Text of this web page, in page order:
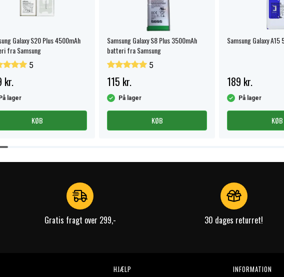
Galaxy S20 Plus 4500mAh
fra Samsung
5
kr.
På lager
KØB
Samsung Galaxy S8 Plus 3500mAh
batteri fra Samsung
5
115 kr.
På lager
KØB
Samsung Galaxy
189 kr.
På lager
KØB
Gratis fragt over 299,- 30 dages returret!
HJÆLP INFORMATION